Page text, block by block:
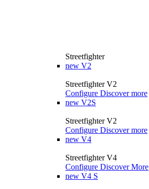
Streetfighter
new V2
Streetfighter V2
Configure Discover more
new V2S
Streetfighter V2
Configure Discover more
new V4
Streetfighter V4
Configure Discover More
new V4 S